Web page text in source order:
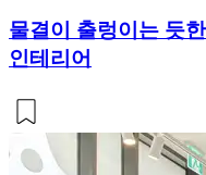
물결이 출렁이는 듯
인테리어